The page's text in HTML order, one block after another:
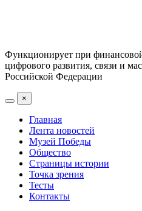
Функционирует при
цифрового развития, связи и
Российской Федерации
×
Главная
Лента новостей
Музей Победы
Общество
Страницы истории
Точка зрения
Тесты
Контакты